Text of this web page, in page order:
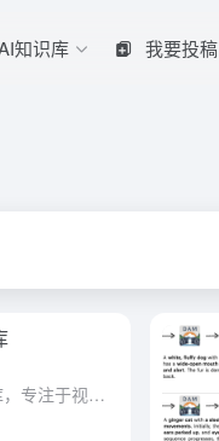
知识库 我要投稿
综合介绍 Trackers 是一个开源的 Python 工具库，专注于视频中的多对象跟踪。它集成了多种领先的跟踪算法，如 SORT 和 DeepSORT，允许用户结合不同的对象检测模型（如 YOLO...